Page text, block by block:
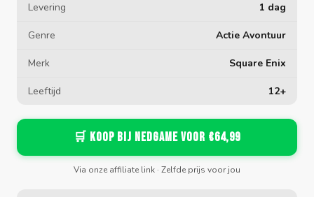
Levering 1 dag
Genre Actie Avontuur
Merk Square Enix
Leeftijd 12+
🛒 Koop bij Nedgame voor €64,99
Via onze affiliate link · Zelfde prijs voor jou